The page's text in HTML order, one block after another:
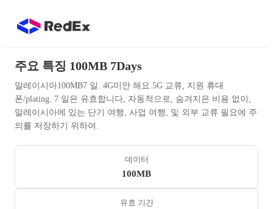
주요 특징 100MB 7Days
말레이시아100MB7 일. 4G미안 해요.5G 교류, 지원 휴대
폰/plating. 7 일은 유효합니다, 자동적으로, 숨겨지은 비용 없이,
말레이시아에 있는 단기 여행, 사업 여행, 및 외부 교류 필요에 주
의를 저장하기 위하여.
데이터
100MB
유효 기간